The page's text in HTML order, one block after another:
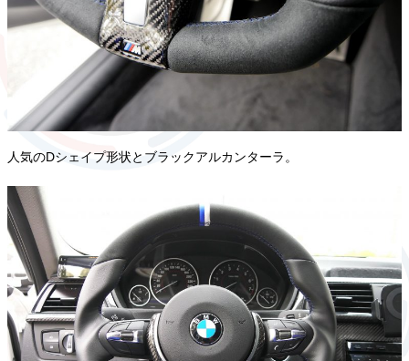
人気のDシェイプ形状とブラックアルカンターラ。